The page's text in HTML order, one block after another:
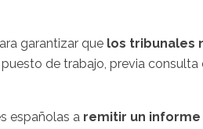
garantizar que los tribunales
puesto de trabajo, previa consulta
españolas a remitir un